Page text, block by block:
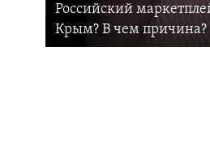
Российский
Крым? В чем причина?